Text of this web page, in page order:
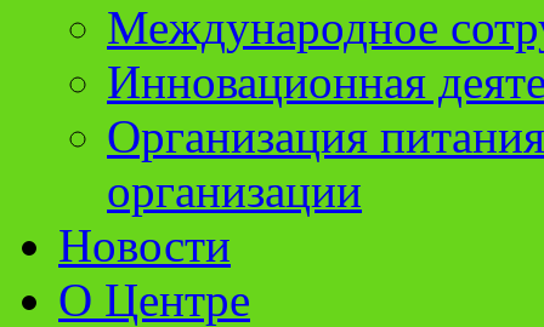
Международное
Инновационная
Организация
организации
Новости
О Центре